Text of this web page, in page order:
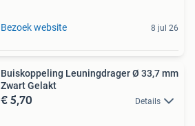
Bezoek website 8 jul 26
Buiskoppeling Leuningdrager Ø 33,7 mm
Zwart Gelakt
€ 5,70 Details